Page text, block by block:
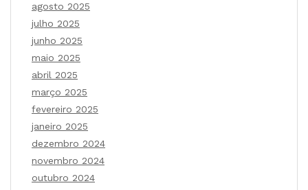
agosto 2025
julho 2025
junho 2025
maio 2025
abril 2025
março 2025
fevereiro 2025
janeiro 2025
dezembro 2024
novembro 2024
outubro 2024